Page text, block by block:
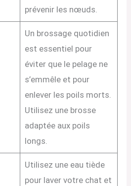
prévenir les nœuds.
Un brossage quotidien
est essentiel pour
éviter que le pelage ne
s’emmêle et pour
enlever les poils morts.
Utilisez une brosse
adaptée aux poils
longs.
Utilisez une eau tiède
pour laver votre chat et